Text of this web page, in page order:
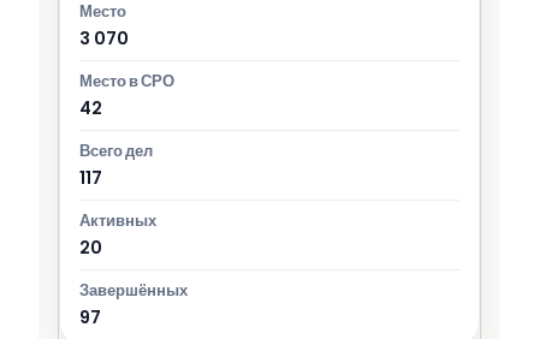
3 070
42
117
20
97